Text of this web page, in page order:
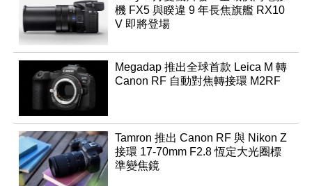
機 FX5 與睽違 9 年長焦旗艦 RX10
V 即將登場
Megadap 推出全球首款 Leica M 轉
Canon RF 自動對焦轉接環 M2RF
Tamron 推出 Canon RF 與 Nikon Z
接環 17-70mm F2.8 恆定大光圈標
準變焦鏡